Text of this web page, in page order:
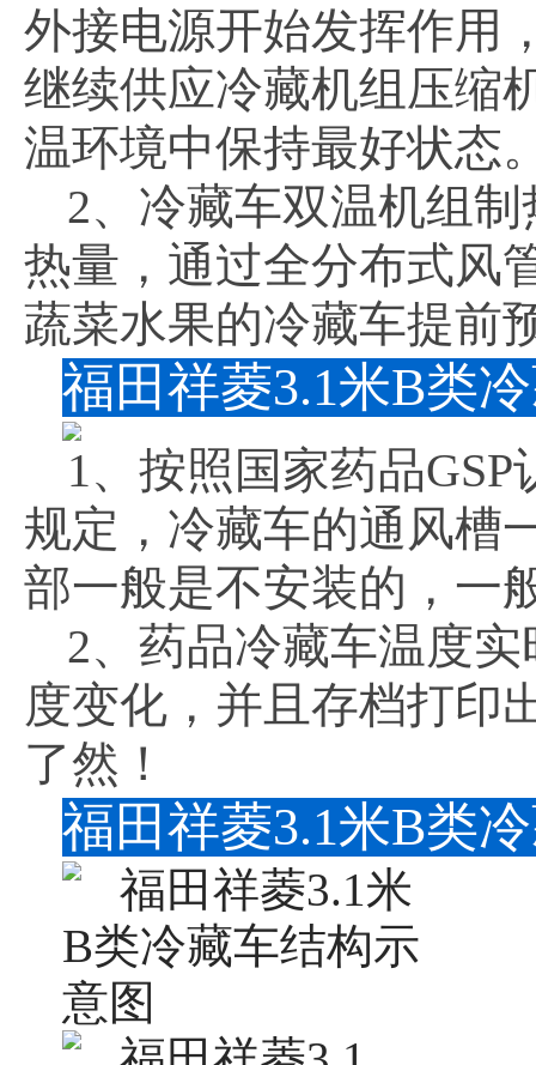
外接电源开始发挥作用
继续供应冷藏机组压缩
温环境中保持最好状态
2、冷藏车双温机组
热量，通过全分布式风
蔬菜水果的冷藏车提前
福田祥菱3.1米B类
1、按照国家药品
规定，冷藏车的通风槽
部一般是不安装的，一
2、药品冷藏车温度
度变化，并且存档打印
了然！
福田祥菱3.1米B类